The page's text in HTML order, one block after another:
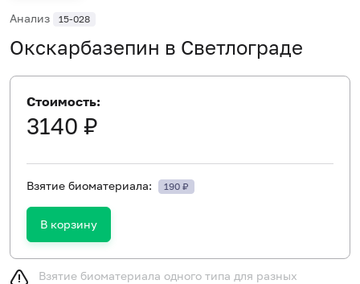
Анализ 15-028
Окскарбазепин в Светлограде
Стоимость:
3140 ₽
Взятие биоматериала: 190 ₽
В корзину
Взятие биоматериала одного типа для разных